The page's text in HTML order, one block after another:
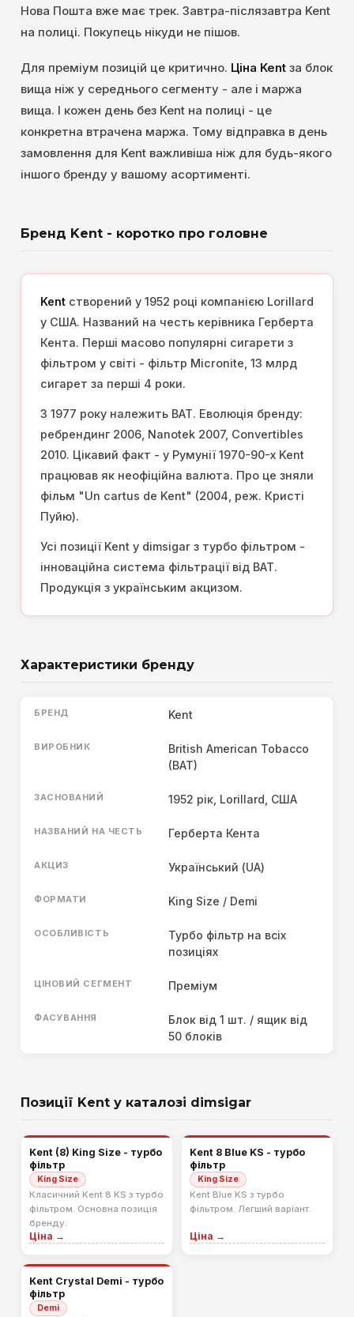
Нова Пошта вже має трек. Завтра-післязавтра Kent
на полиці. Покупець нікуди не пішов.
Для преміум позицій це критично. Ціна Kent за блок
вища ніж у середнього сегменту - але і маржа
вища. І кожен день без Kent на полиці - це
конкретна втрачена маржа. Тому відправка в день
замовлення для Kent важливіша ніж для будь-якого
іншого бренду у вашому асортименті.
Бренд Kent - коротко про головне
Kent створений у 1952 році компанією Lorillard
у США. Названий на честь керівника Герберта
Кента. Перші масово популярні сигарети з
фільтром у світі - фільтр Micronite, 13 млрд
сигарет за перші 4 роки.
З 1977 року належить BAT. Еволюція бренду:
ребрендинг 2006, Nanotek 2007, Convertibles
2010. Цікавий факт - у Румунії 1970-90-х Kent
працював як неофіційна валюта. Про це зняли
фільм "Un cartus de Kent" (2004, реж. Кристі
Пуйю).
Усі позиції Kent у dimsigar з турбо фільтром -
інноваційна система фільтрації від BAT.
Продукція з українським акцизом.
Характеристики бренду
БРЕНД Kent
ВИРОБНИК
British American Tobacco
(BAT)
ЗАСНОВАНИЙ 1952 рік, Lorillard, США
НАЗВАНИЙ НА ЧЕСТЬ Герберта Кента
АКЦИЗ Український (UA)
ФОРМАТИ King Size / Demi
ОСОБЛИВІСТЬ
Турбо фільтр на всіх
позиціях
ЦІНОВИЙ СЕГМЕНТ Преміум
ФАСУВАННЯ
Блок від 1 шт. / ящик від
50 блоків
Позиції Kent у каталозі dimsigar
Kent (8) King Size - турбо
фільтр
King Size
Класичний Kent 8 KS з турбо
фільтром. Основна позиція
бренду.
Ціна →
Kent 8 Blue KS - турбо
фільтр
King Size
Kent Blue KS з турбо
фільтром. Легший варіант.
Ціна →
Kent Crystal Demi - турбо
фільтр
Demi